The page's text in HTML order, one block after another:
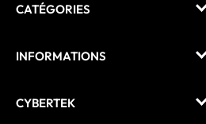
CATÉGORIES
INFORMATIONS
CYBERTEK